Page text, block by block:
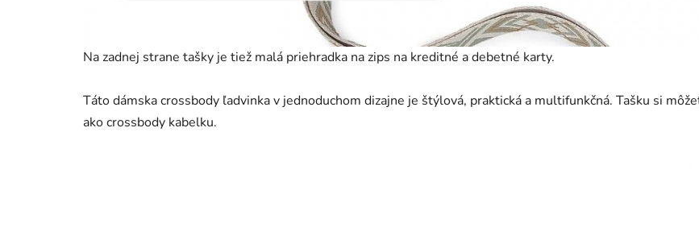
Na zadnej strane tašky je tiež malá priehradka na zips na kreditné a debetné karty.
Táto dámska crossbody ľadvinka v jednoduchom dizajne je štýlová, praktická a multifunkčná. Tašku si
ako crossbody kabelku.